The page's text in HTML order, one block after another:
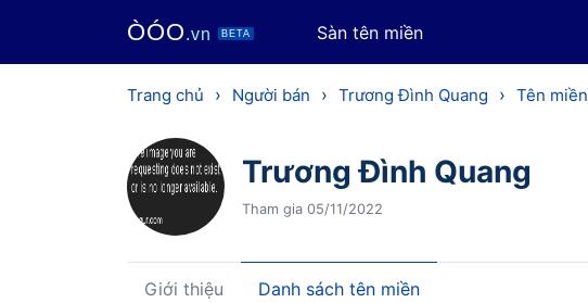
ÒÓO.vn BETA Sàn tên miền
Trang chủ › Người bán › Trương Đình Quang › Tên miền
Trương Đình Quang
Tham gia 05/11/2022
Giới thiệu Danh sách tên miền